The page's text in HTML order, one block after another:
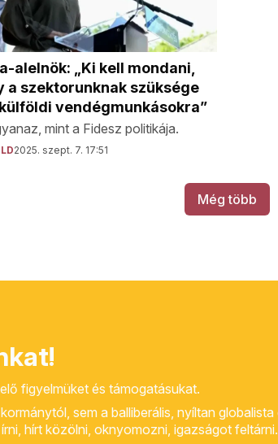
alelnök: „Ki kell mondani,
a szektorunknak szüksége
vendégmunkásokra”
mint a Fidesz politikája.
2025. szept. 7. 17:51
Még több
figyelmüket és támogatásukat.
sem a balliberális, nyíltan
hírt közölni, oknyomozni, igazságot feltárni.